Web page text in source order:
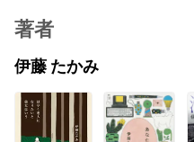
著者
伊藤 たかみ